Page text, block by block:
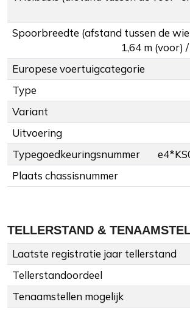
Spoorbreedte (afstand tussen de
1,64 m (voor)
Europese voertuigcategorie
Type
Variant
Uitvoering
Typegoedkeuringsnummer
Plaats chassisnummer
TELLERSTAND &
Laatste registratie jaar tellerstand
Tellerstandoordeel
Tenaamstellen mogelijk